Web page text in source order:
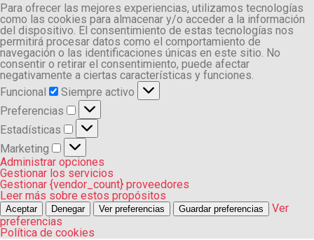
Para ofrecer las mejores experiencias, utilizamos tecnologías
como las cookies para almacenar y/o acceder a la información
del dispositivo. El consentimiento de estas tecnologías nos
permitirá procesar datos como el comportamiento de
navegación o las identificaciones únicas en este sitio. No
consentir o retirar el consentimiento, puede afectar
negativamente a ciertas características y funciones.
Funcional
Funcional
Siempre activo
Preferencias
Preferencias
Estadísticas
Estadísticas
Marketing
Marketing
Administrar opciones
Gestionar los servicios
Gestionar {vendor_count} proveedores
Leer más sobre estos propósitos
Aceptar Denegar Ver preferencias Guardar preferencias
Ver
preferencias
Política de cookies